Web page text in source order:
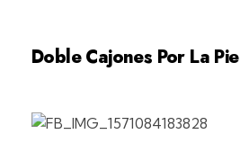
Doble Cajones Por La